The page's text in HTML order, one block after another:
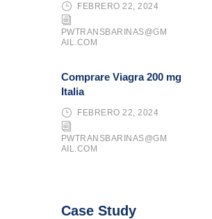
FEBRERO 22, 2024
PWTRANSBARINAS@GM
AIL.COM
Comprare Viagra 200 mg
Italia
FEBRERO 22, 2024
PWTRANSBARINAS@GM
AIL.COM
Case Study